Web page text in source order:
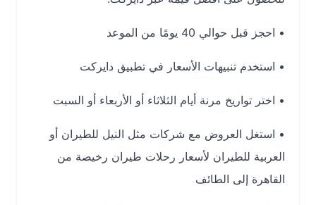
• احجز قبل حوالي 40 يومًا من الموعد
• استخدمتنبيهات الأسعار في تطبيق دايركت
• اختر تواريخ مرنة أيام الثلاثاء أو الأربعاء أو السبت
• استغل العروض مع شركات مثل النيل للطيران أو
العربية للطيران لأسعاررحلات طيران رخيصة من
القاهرة إلى الطائف